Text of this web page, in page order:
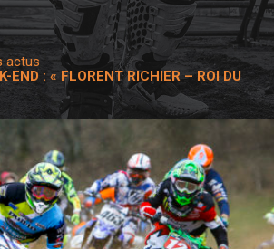
la billetterie
actus
END : « FLORENT RICHIER – ROI DU